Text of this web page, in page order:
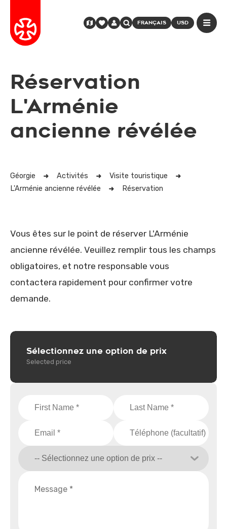
FRANÇAIS USD
Réservation
L'Arménie
ancienne révélée
Géorgie Activités
Visite touristique
L'Arménie ancienne révélée
Réservation
Vous êtes sur le point de réserver L'Arménie
ancienne révélée. Veuillez remplir tous les champs
obligatoires, et notre responsable vous
contactera rapidement pour confirmer votre
demande.
Sélectionnez une option de prix
Selected price